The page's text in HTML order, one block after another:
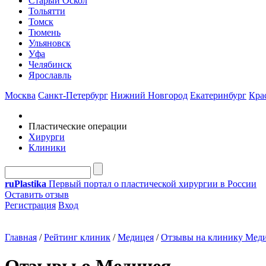
Тольятти
Томск
Тюмень
Ульяновск
Уфа
Челябинск
Ярославль
Москва Санкт-Петербург Нижний Новгород Екатеринбург
Пластические операции
Хирурги
Клиники
ruPlastika Первый портал о пластической хирургии в России
Оставить отзыв
Регистрация Вход
Главная / Рейтинг клиник / Медицея / Отзывы на клинику